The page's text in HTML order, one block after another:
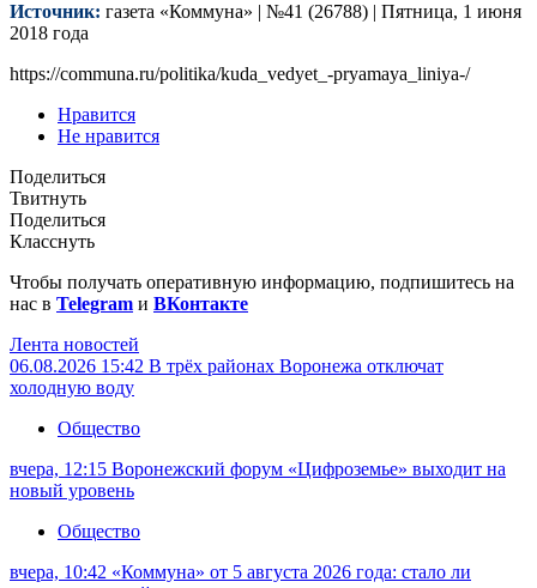
Источник: газета «Коммуна» | №41 (26788) | Пятница, 1 июня
2018 года
https://communa.ru/politika/kuda_vedyet_-pryamaya_liniya-/
Нравится
Не нравится
Поделиться
Твитнуть
Поделиться
Класснуть
Чтобы получать оперативную информацию, подпишитесь на
нас в Telegram и ВКонтакте
Лента новостей
06.08.2026 15:42 В трёх районах Воронежа отключат
холодную воду
Общество
вчера, 12:15 Воронежский форум «Цифроземье» выходит на
новый уровень
Общество
вчера, 10:42 «Коммуна» от 5 августа 2026 года: стало ли